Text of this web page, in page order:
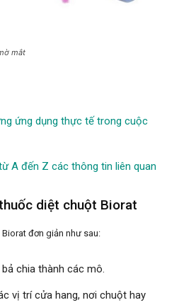
mắt
ứng dụng thực tế trong cuộc
A đến Z các thông tin liên quan
diệt chuột Biorat
đơn giản như sau:
chia thành các mô.
vị trí cửa hang, nơi chuột hay